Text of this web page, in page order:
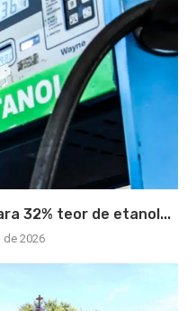
32% teor de etanol...
de 2026